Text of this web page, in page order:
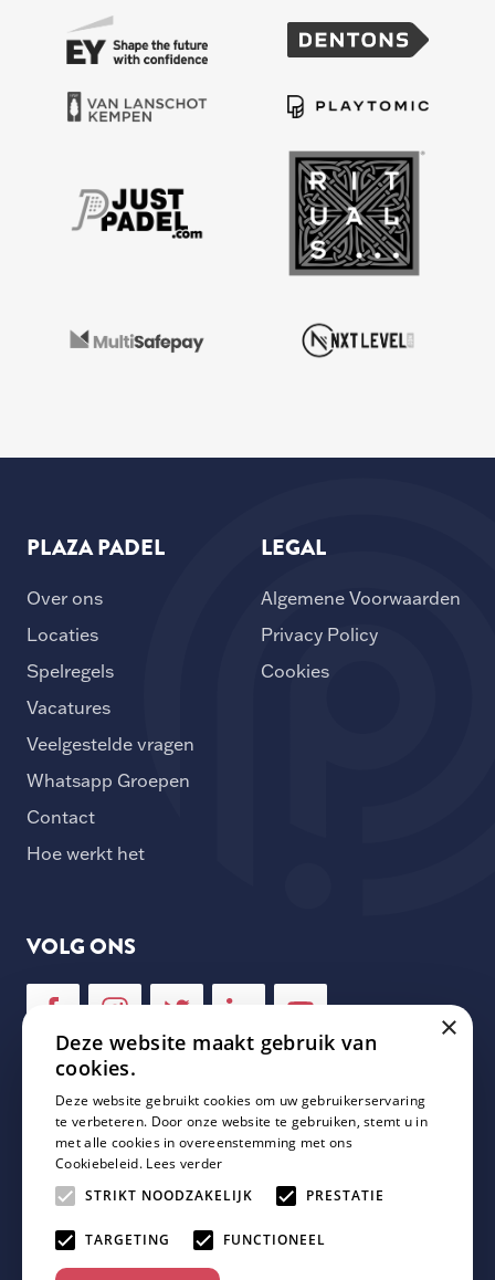
PLAZA PADEL
Over ons
Locaties
Spelregels
Vacatures
Veelgestelde vragen
Whatsapp Groepen
Contact
Hoe werkt het
LEGAL
Algemene Voorwaarden
Privacy Policy
Cookies
VOLG ONS
NIEUWSBRIEF
Schrijf je in voor onze nieuwsbrief en mis geen enkele
update van Plaza Padel!
×
Deze website maakt gebruik van
cookies.
Deze website gebruikt cookies om uw gebruikerservaring
te verbeteren. Door onze website te gebruiken, stemt u in
met alle cookies in overeenstemming met ons
Cookiebeleid. Lees verder
STRIKT NOODZAKELIJK
PRESTATIE
TARGETING FUNCTIONEEL